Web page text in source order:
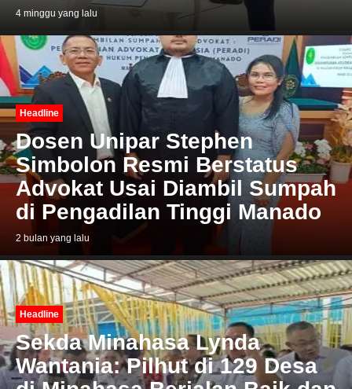
4 minggu yang lalu
Headline
Dosen Unipar Stephen
Simbolon Resmi Berstatus
Advokat Usai Diambil Sumpah
di Pengadilan Tinggi Manado
2 bulan yang lalu
Headline
Sekda Minahasa Lynda
Wantania: Pilhut di 129 Desa